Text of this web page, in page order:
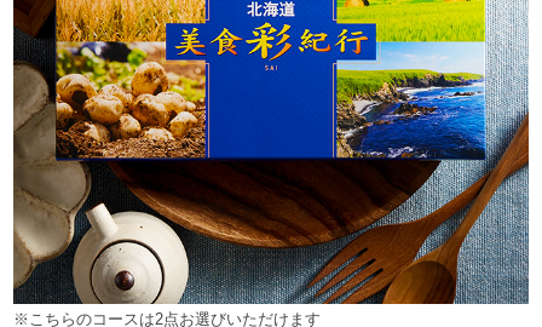
※こちらのコースは2点お選びいただけます